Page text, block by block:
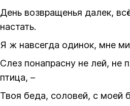
День возвращенья далек,
настать.
Я ж навсегда одинок, мне
Слез понапрасну не лей, не
птица, –
Твоя беда, соловей, с моей